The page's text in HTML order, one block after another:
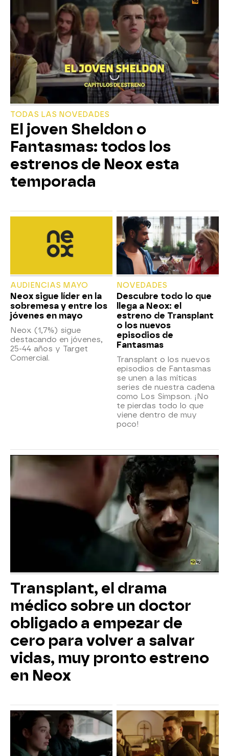
TODAS LAS NOVEDADES
El joven Sheldon o
Fantasmas: todos los
estrenos de Neox esta
temporada
AUDIENCIAS MAYO
Neox sigue líder en la
sobremesa y entre los
jóvenes en mayo
Neox (1,7%) sigue
destacando en jóvenes,
25-44 años y Target
Comercial.
NOVEDADES
Descubre todo lo que
llega a Neox: el
estreno de Transplant
o los nuevos
episodios de
Fantasmas
Transplant o los nuevos
episodios de Fantasmas
se unen a las míticas
series de nuestra cadena
como Los Simpson. ¡No
te pierdas todo lo que
viene dentro de muy
poco!
Transplant, el drama
médico sobre un doctor
obligado a empezar de
cero para volver a salvar
vidas, muy pronto estreno
en Neox